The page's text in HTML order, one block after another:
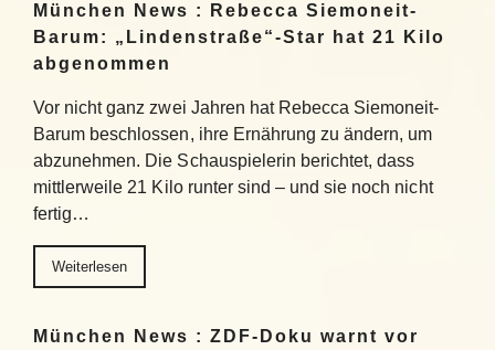
München News : Rebecca Siemoneit-
Barum: „Lindenstraße“-Star hat 21 Kilo
abgenommen
Vor nicht ganz zwei Jahren hat Rebecca Siemoneit-
Barum beschlossen, ihre Ernährung zu ändern, um
abzunehmen. Die Schauspielerin berichtet, dass
mittlerweile 21 Kilo runter sind – und sie noch nicht
fertig…
Weiterlesen
München News : ZDF-Doku warnt vor